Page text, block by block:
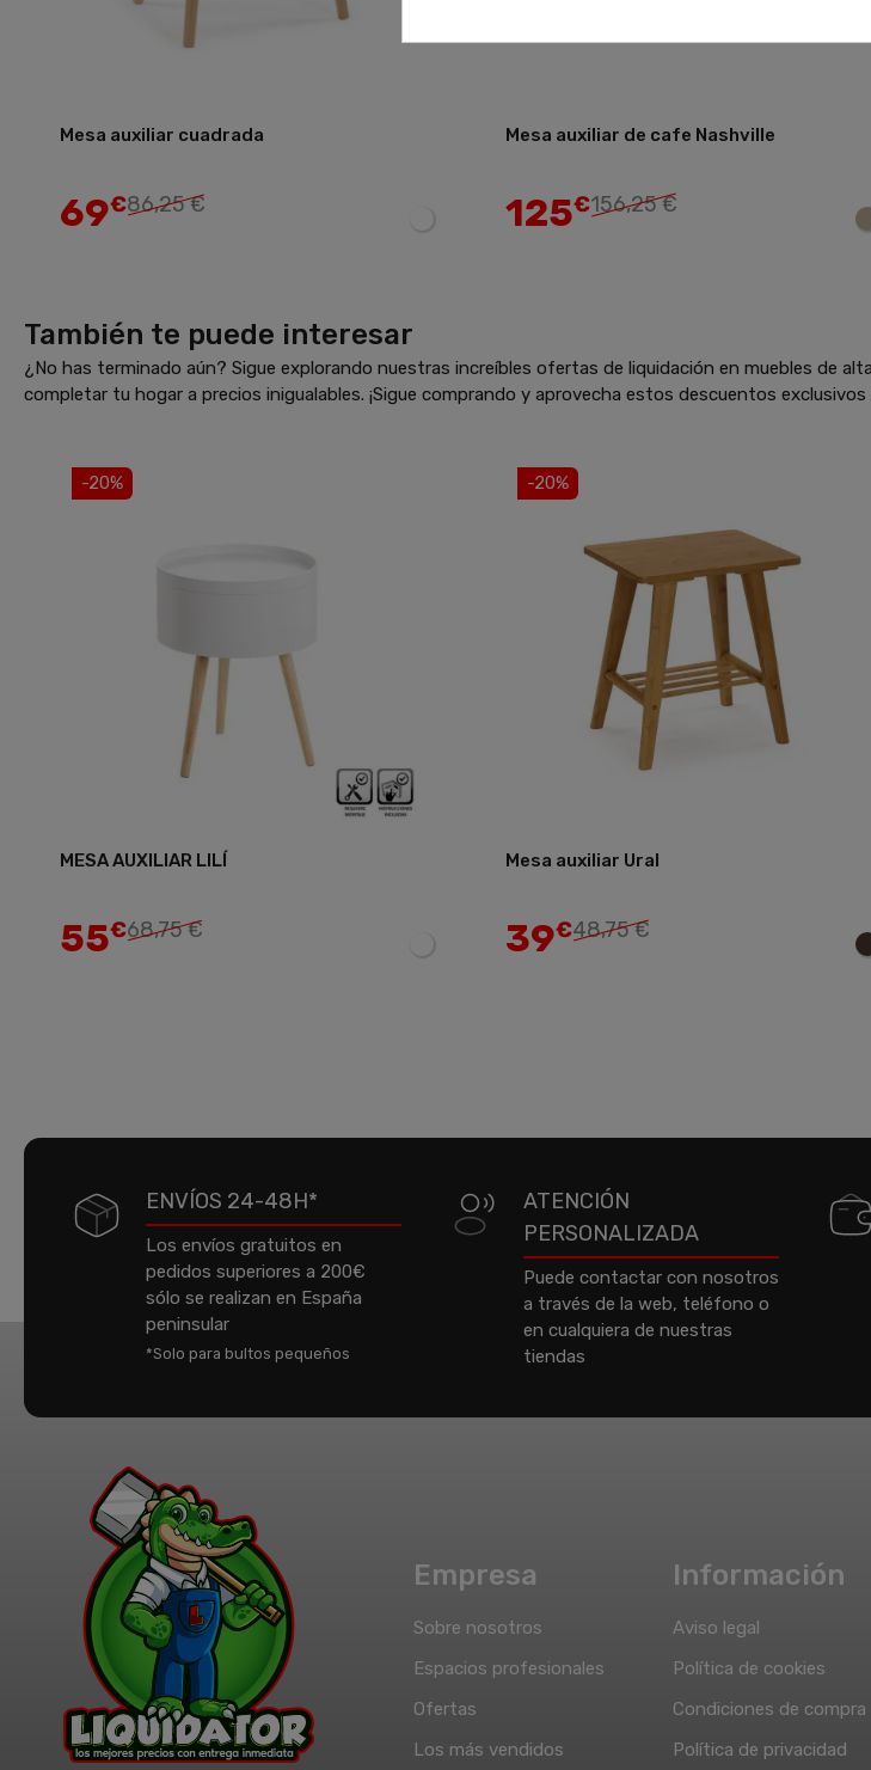
Mesa auxiliar cuadrada
69€86,25 €
Mesa auxiliar de cafe Nashville
125€156,25 €
También te puede interesar
¿No has terminado aún? Sigue explorando nuestras increíbles ofertas de liquidación en muebles de
completar tu hogar a precios inigualables. ¡Sigue comprando y aprovecha estos descuentos
MESA AUXILIAR LILÍ
55€68,75 €
-20%
Mesa auxiliar Ural
39€48,75 €
-20%
ENVÍOS 24-48H*
Los envíos gratuitos en
pedidos superiores a 200€
sólo se realizan en España
peninsular
*Solo para bultos pequeños
ATENCIÓN
PERSONALIZADA
Puede contactar con nosotros
a través de la web, teléfono o
en cualquiera de nuestras
tiendas
Empresa
Sobre nosotros
Espacios profesionales
Ofertas
Los más vendidos
Información
Aviso legal
Política de cookies
Condiciones de compra
Política de privacidad